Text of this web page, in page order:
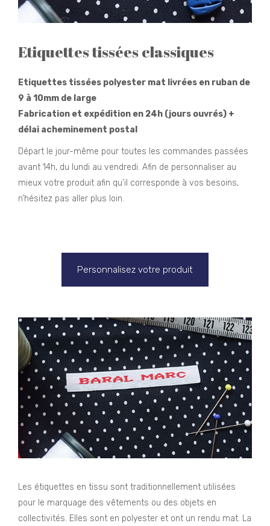
Etiquettes tissées classiques
Etiquettes tissées polyester mat livrées en ruban de
9 à 10mm de large
Fabrication et expédition en 24h (jours ouvrés) +
délai acheminement postal
Départ le jour-même pour toutes les commandes passées
avant 14h, du lundi au vendredi. Afin de personnaliser au
mieux votre produit afin qu’il corresponde à vos besoins,
n’hésitez pas aller plus loin.
Personnalisez votre produit
Les étiquettes en tissu sont traditionnellement utilisées
pour le marquage des vêtements ou des objets en
collectivités. Elles sont en polyester et ont un rendu mat. La